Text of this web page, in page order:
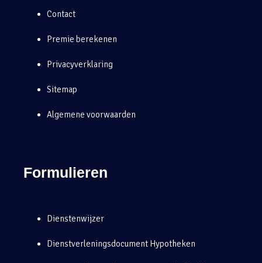
Contact
Premie berekenen
Privacyverklaring
Sitemap
Algemene voorwaarden
Formulieren
Dienstenwijzer
Dienstverleningsdocument Hypotheken